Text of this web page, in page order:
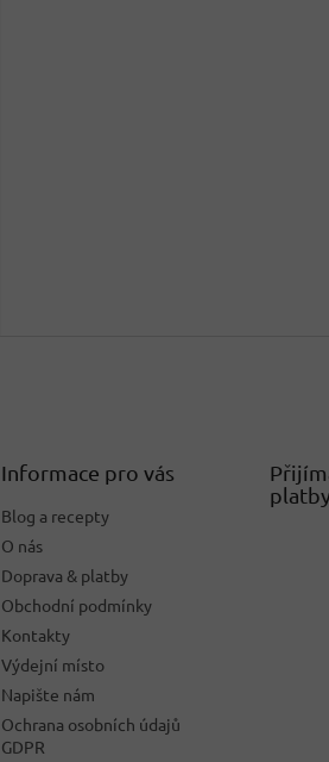
Informace pro vás
Blog a recepty
O nás
Doprava & platby
Obchodní podmínky
Kontakty
Výdejní místo
Napište nám
Ochrana osobních údajů
GDPR